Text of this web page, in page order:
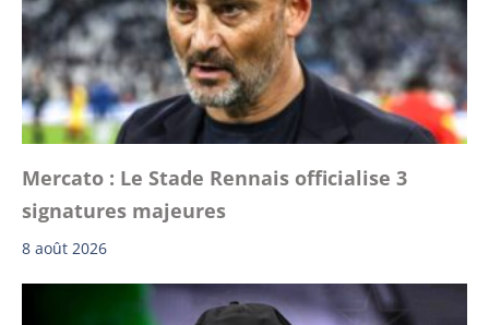
Mercato : Le Stade Rennais officialise 3
signatures majeures
8 août 2026